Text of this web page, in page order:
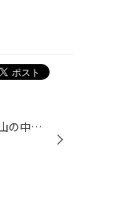
先日の休みに少し遅くなりましたがお墓参りに行ってきました！ うちのお墓は山の中にあるので… こんなところを通っていきます(。-∀-) たまたま涼しい日だったので気持ちよく登れましたv(・∀・*) 次はお彼岸ですね( ・∇・)